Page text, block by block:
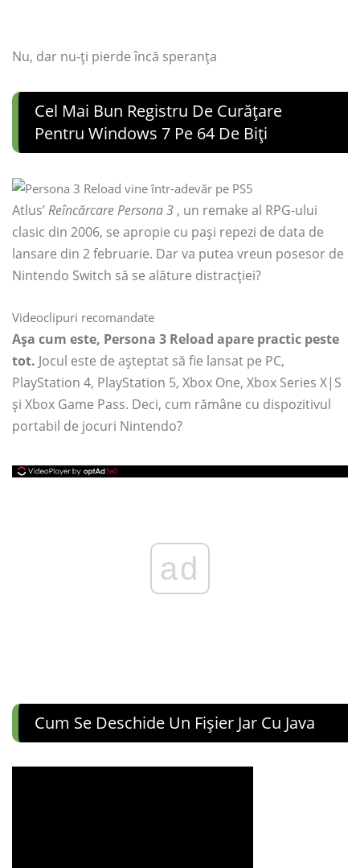
Nu, dar nu-ți pierde încă speranța
Cel Mai Bun Registru De Curățare
Pentru Windows 7 Pe 64 De Biți
Atlus’Reîncărcare Persona 3 , un remake al RPG-ului
clasic din 2006, se apropie cu pași repezi de data de
lansare din 2 februarie. Dar va putea vreun posesor de
Nintendo Switch să se alăture distracției?
Videoclipuri recomandate
Așa cum este, Persona 3 Reload apare practic peste
tot. Jocul este de așteptat să fie lansat pe PC,
PlayStation 4, PlayStation 5, Xbox One, Xbox Series X|S
și Xbox Game Pass. Deci, cum rămâne cu dispozitivul
portabil de jocuri Nintendo?
ad
Cum Se Deschide Un Fișier Jar Cu Java